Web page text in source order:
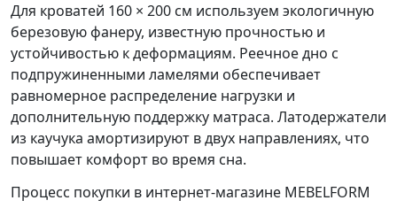
Для кроватей 160 × 200 см используем экологичную
березовую фанеру, известную прочностью и
устойчивостью к деформациям. Реечное дно с
подпружиненными ламелями обеспечивает
равномерное распределение нагрузки и
дополнительную поддержку матраса. Латодержатели
из каучука амортизируют в двух направлениях, что
повышает комфорт во время сна.
Процесс покупки в интернет-магазине MEBELFORM